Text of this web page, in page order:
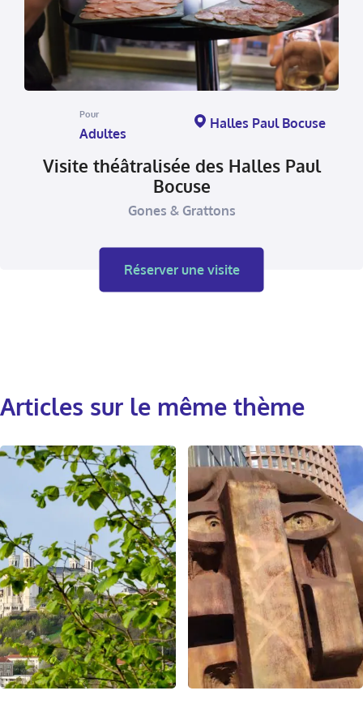
Pour
Adultes
Halles Paul Bocuse
Visite théâtralisée des Halles Paul
Bocuse
Gones & Grattons
Réserver une visite
Articles sur le même thème